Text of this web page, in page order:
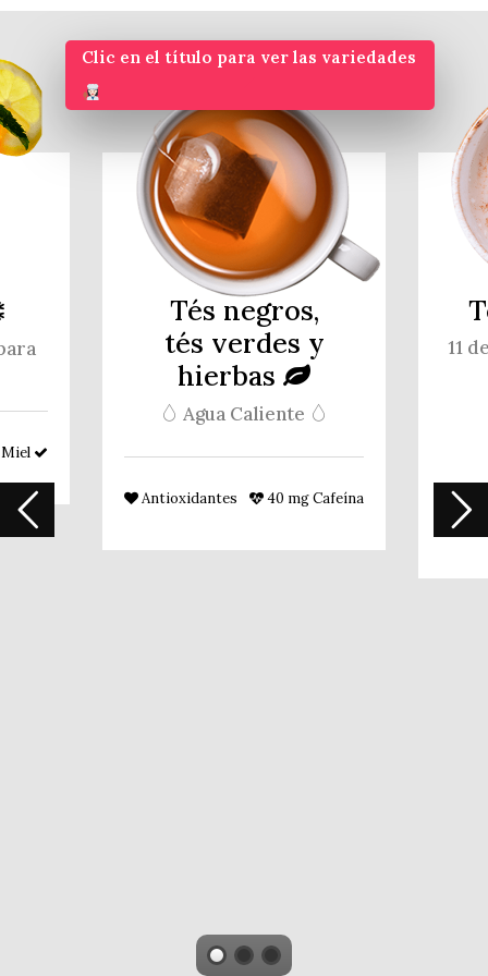
Clic en el título para ver las variedades
Tés negros,
tés verdes y
hierbas
Agua Caliente
Antioxidantes 40 mg Cafeína
11